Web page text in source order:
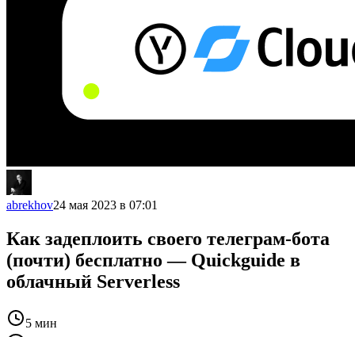
abrekhov24 мая 2023 в 07:01
Как задеплоить своего телеграм-бота
(почти) бесплатно — Quickguide в
облачный Serverless
5 мин